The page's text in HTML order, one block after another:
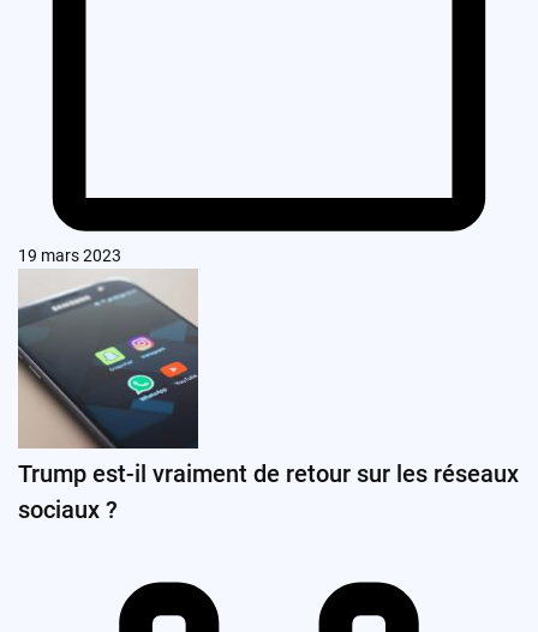
19 mars 2023
Trump est-il vraiment de retour sur les réseaux
sociaux ?